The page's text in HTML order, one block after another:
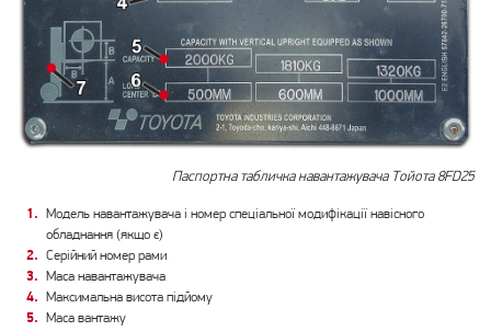
Паспортна табличка навантажувача Тойота 8FD25
Модель навантажувача і номер спеціальної модифікації навісного
обладнання (якщо є)
Серійний номер рами
Маса навантажувача
Максимальна висота підйому
Маса вантажу